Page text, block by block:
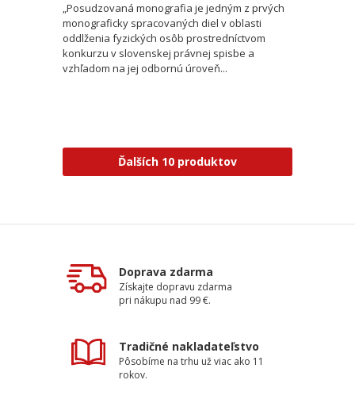
„Posudzovaná monografia je jedným z prvých
monograficky spracovaných diel v oblasti
oddlženia fyzických osôb prostredníctvom
konkurzu v slovenskej právnej spisbe a
vzhľadom na jej odbornú úroveň...
Ďalších 10 produktov
Doprava zdarma
Získajte dopravu zdarma
pri nákupu nad 99 €.
Tradičné nakladateľstvo
Pôsobíme na trhu už viac ako 11
rokov.